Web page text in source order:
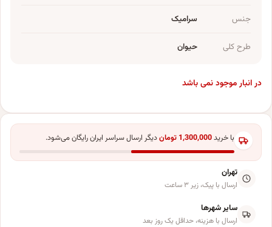
جنس سرامیک
طرح کلی حیوان
در انبار موجود نمی باشد
با خرید1,300,000 توماندیگر ارسال سراسر ایران رایگان می‌شود.
تهران
ارسال با پیک، زیر ۳ ساعت
سایر شهرها
ارسال با هزینه، حداقل یک روز بعد